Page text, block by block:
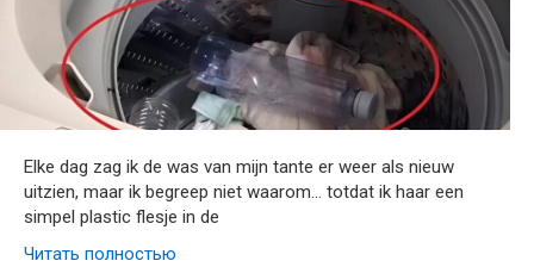
Elke dag zag ik de was van mijn tante er weer als nieuw
uitzien, maar ik begreep niet waarom… totdat ik haar een
simpel plastic flesje in de
Читать полностью